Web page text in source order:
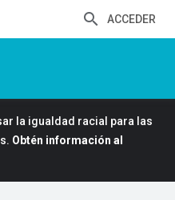
ACCEDER
la igualdad racial para las
Obtén información al